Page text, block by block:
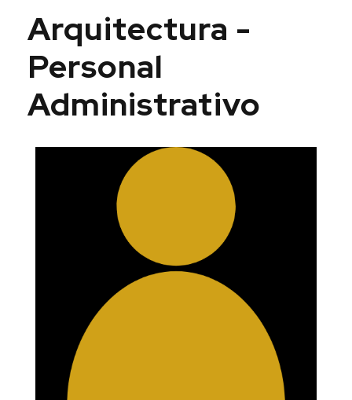
Arquitectura -
Personal
Administrativo